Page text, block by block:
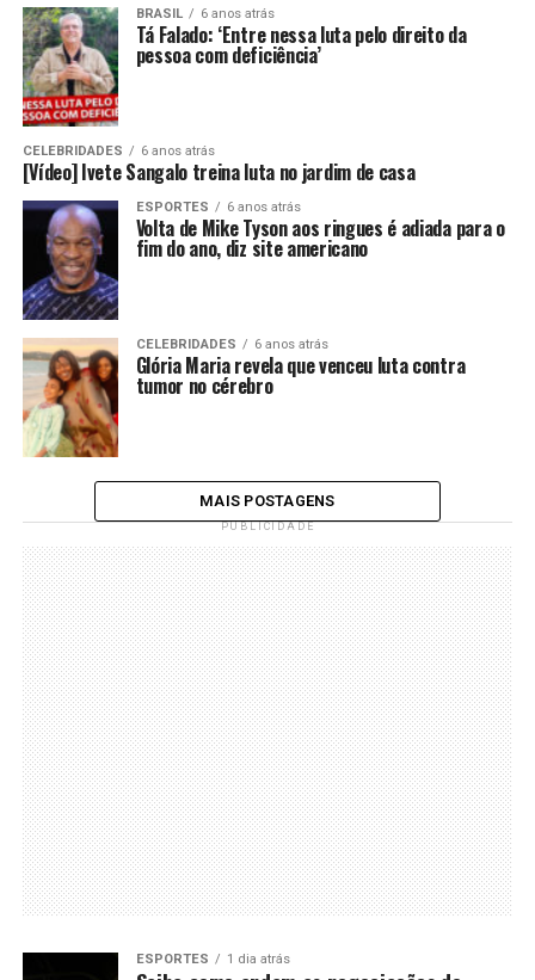
BRASIL 6 anos atrás
Tá Falado: ‘Entre nessa luta pelo direito da
pessoa com deficiência’
CELEBRIDADES 6 anos atrás
[Vídeo] Ivete Sangalo treina luta no jardim de casa
ESPORTES 6 anos atrás
Volta de Mike Tyson aos ringues é adiada para o
fim do ano, diz site americano
CELEBRIDADES 6 anos atrás
Glória Maria revela que venceu luta contra
tumor no cérebro
MAIS POSTAGENS
PUBLICIDADE
ESPORTES 1 dia atrás